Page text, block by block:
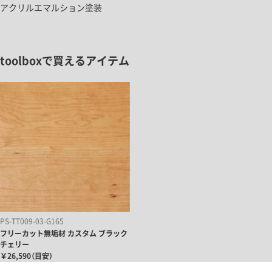
アクリルエマルション塗装
toolboxで買えるアイテム
PS-TT009-03-G165
フリーカット無垢材 カスタム ブラック
チェリー
￥26,590（目安）